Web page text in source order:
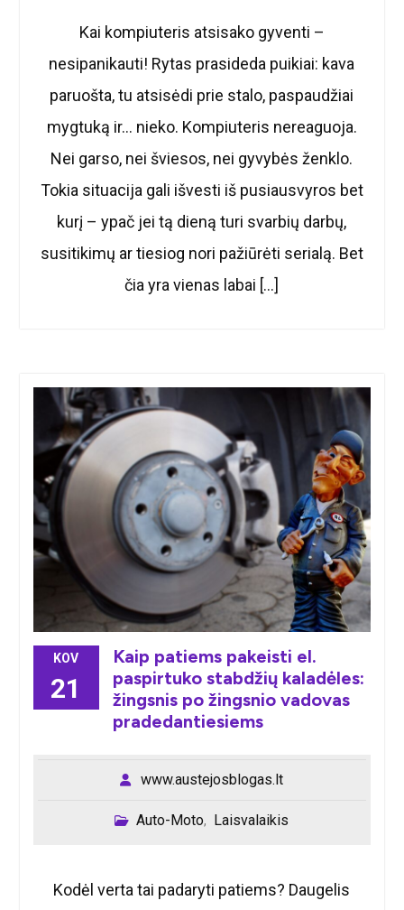
Kai kompiuteris atsisako gyventi –
nesipanikauti! Rytas prasideda puikiai: kava
paruošta, tu atsisėdi prie stalo, paspaudžiai
mygtuką ir… nieko. Kompiuteris nereaguoja.
Nei garso, nei šviesos, nei gyvybės ženklo.
Tokia situacija gali išvesti iš pusiausvyros bet
kurį – ypač jei tą dieną turi svarbių darbų,
susitikimų ar tiesiog nori pažiūrėti serialą. Bet
čia yra vienas labai […]
KOV
21
Kaip patiems pakeisti el.
paspirtuko stabdžių kaladėles:
žingsnis po žingsnio vadovas
pradedantiesiems
www.austejosblogas.lt
Auto-Moto, Laisvalaikis
Kodėl verta tai padaryti patiems? Daugelis